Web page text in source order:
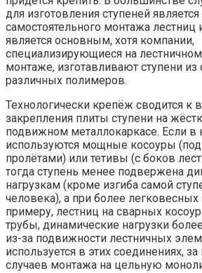
для изготовления ступеней
самостоятельного монтажа лестниц
является основным, хотя компании,
специализирующиеся на
монтаже, изготавливают ступени из
различных полимеров.
Технологически крепёж сводится к
закрепления плиты ступени на
подвижном металлокаркасе. Если в
используются мощные косоуры
пролётами) или тетивы (с боков
тогда ступень менее подвержена
нагрузкам (кроме изгиба самой
человека), а при более легковесных
примеру, лестниц на сварных
трубы, динамические нагрузки
из-за подвижности лестничных
используется в этих соединениях,
случаев монтажа на цельную